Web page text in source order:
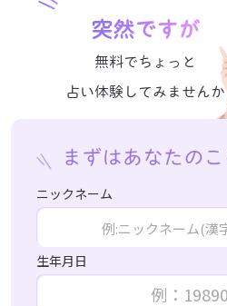
突然ですが
無料でちょっと
占い体験してみませんか
ニックネーム
生年月日